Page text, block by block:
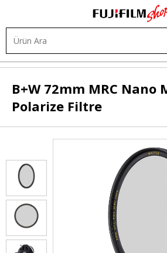
B+W 72mm MRC Nano
Polarize Filtre